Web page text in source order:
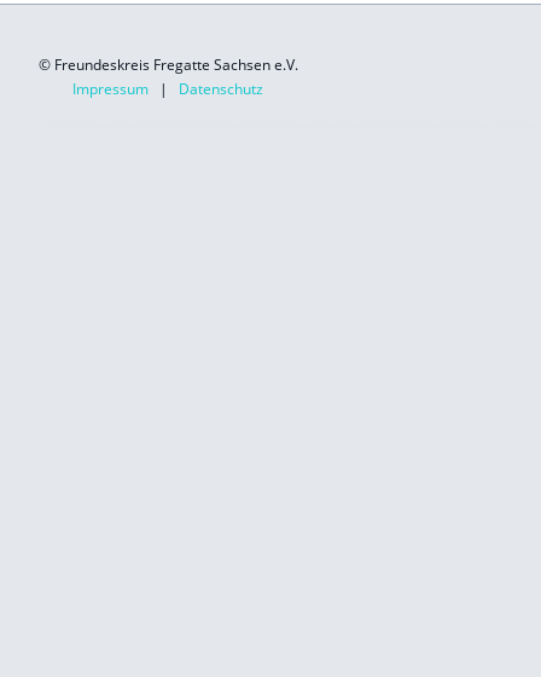
© Freundeskreis Fregatte Sachsen e.V.
Impressum | Datenschutz